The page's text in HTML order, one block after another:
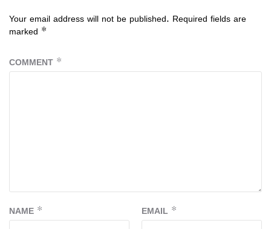
Your email address will not be published. Required fields are
marked *
COMMENT *
NAME * EMAIL *